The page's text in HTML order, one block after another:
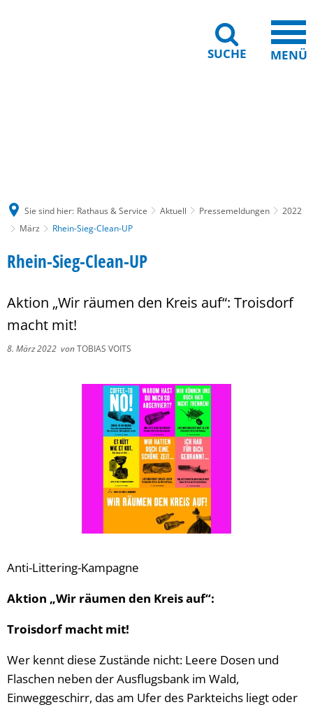
SUCHE MENÜ
Sie sind hier: Rathaus & Service Aktuell Pressemeldungen
2022
März
Rhein-Sieg-Clean-UP
Rhein-Sieg-Clean-UP
Aktion „Wir räumen den Kreis auf“: Troisdorf
macht mit!
8. März 2022 vonTOBIAS VOITS
Anti-Littering-Kampagne
Aktion „Wir räumen den Kreis auf“:
Troisdorf macht mit!
Wer kennt diese Zustände nicht: Leere Dosen und
Flaschen neben der Ausflugsbank im Wald,
Einweggeschirr, das am Ufer des Parkteichs liegt oder